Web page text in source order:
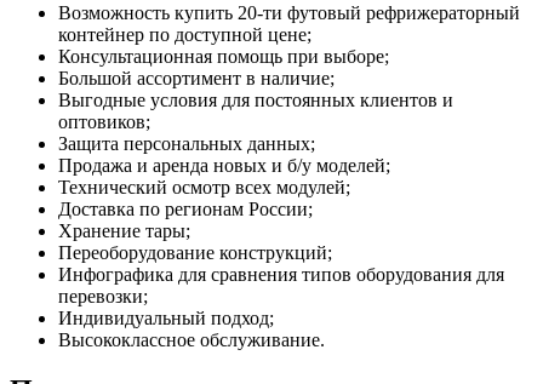
Возможность купить 20-ти футовый рефрижераторный
контейнер по доступной цене;
Консультационная помощь при выборе;
Большой ассортимент в наличие;
Выгодные условия для постоянных клиентов и
оптовиков;
Защита персональных данных;
Продажа и аренда новых и б/у моделей;
Технический осмотр всех модулей;
Доставка по регионам России;
Хранение тары;
Переоборудование конструкций;
Инфографика для сравнения типов оборудования для
перевозки;
Индивидуальный подход;
Высококлассное обслуживание.